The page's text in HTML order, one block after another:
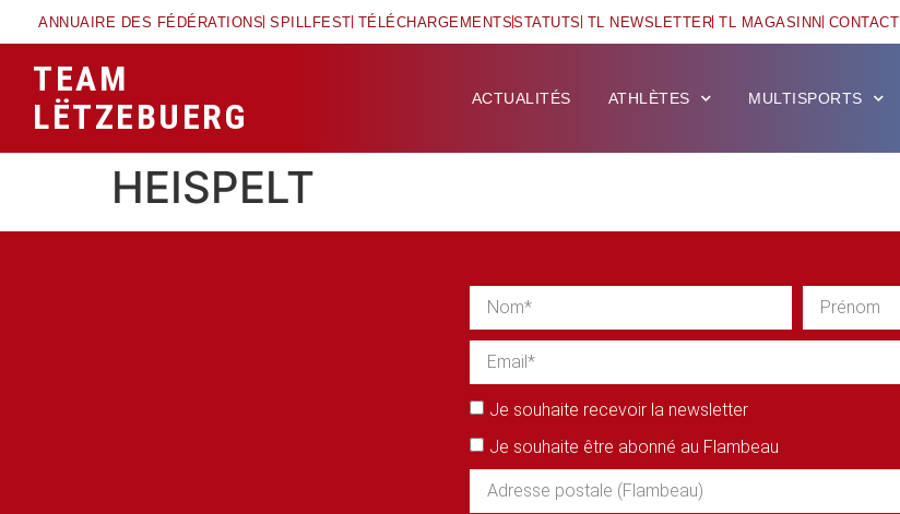
ANNUAIRE DES FÉDÉRATIONS SPILLFEST TÉLÉCHARGEMENTSSTATUTS TL NEWSLETTER TL MAGASINN CONTACT
TEAM
LËTZEBUERG
ACTUALITÉS ATHLÈTES MULTISPORTS
HEISPELT
Je souhaite recevoir la newsletter
Je souhaite être abonné au Flambeau